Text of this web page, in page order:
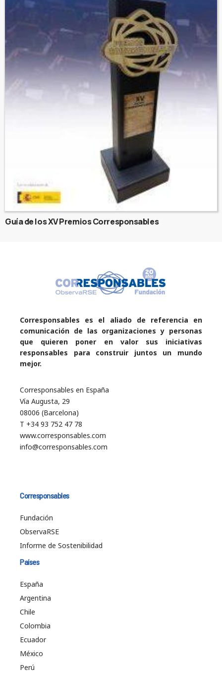
Guía de los XV Premios Corresponsables
Corresponsables es el aliado de referencia en
comunicación de las organizaciones y personas
que quieren poner en valor sus iniciativas
responsables para construir juntos un mundo
mejor.
Corresponsables en España
Vía Augusta, 29
08006 (Barcelona)
T +34 93 752 47 78
www.corresponsables.com
info@corresponsables.com
Corresponsables
Fundación
ObservaRSE
Informe de Sostenibilidad
Países
España
Argentina
Chile
Colombia
Ecuador
México
Perú